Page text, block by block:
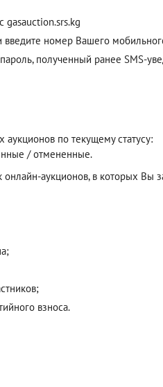
gasauction.srs.kg
номер Вашего
полученный ранее SMS-
по текущему статусу:
/ отмененные.
аукционов, в которых Вы
взноса.